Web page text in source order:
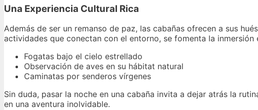
Una Experiencia Cultural Rica
Además de ser un remanso de paz, las cabañas ofrecen a sus
actividades que conectan con el entorno, se fomenta la
Fogatas bajo el cielo estrellado
Observación de aves en su hábitat natural
Caminatas por senderos vírgenes
Sin duda, pasar la noche en una cabaña invita a dejar atrás la
en una aventura inolvidable.